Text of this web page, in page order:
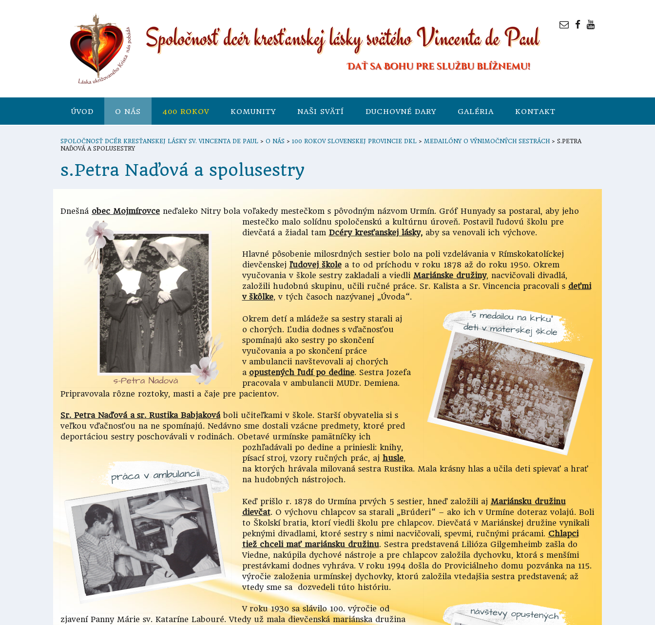
ÚVOD O NÁS 400 ROKOV KOMUNITY NAŠI SVÄTÍ DUCHOVNÉ DARY GALÉRIA KONTAKT
SPOLOČNOSŤ DCÉR KRESŤANSKEJ LÁSKY SV. VINCENTA DE PAUL > O NÁS > 100 ROKOV SLOVENSKEJ PROVINCIE DKL > MEDAILÓNY O VÝNIMOČNÝCH SESTRÁCH > S.PETRA
NAĎOVÁ A SPOLUSESTRY
s.Petra Naďová a spolusestry
Dnešná obec Mojmírovce neďaleko Nitry bola voľakedy mestečkom s pôvodným názvom Urmín. Gróf Hunyady sa postaral, aby jeho
mestečko malo solídnu spoločenskú a kultúrnu úroveň. Postavil ľudovú školu pre
dievčatá a žiadal tam Dcéry kresťanskej lásky,aby sa venovali ich výchove.
Hlavné pôsobenie milosrdných sestier bolo na poli vzdelávania v Rímskokatolíckej
dievčenskej ľudovej školea to od príchodu v roku 1878 až do roku 1950. Okrem
vyučovania v škole sestry zakladali a viedli Mariánske družiny, nacvičovali divadlá,
založili hudobnú skupinu, učili ručné práce. Sr. Kalista a Sr. Vincencia pracovali s deťmi
v škôlke, v tých časoch nazývanej „Úvoda“.
Okrem detí a mládeže sa sestry starali aj
o chorých. Ľudia dodnes s vďačnosťou
spomínajú ako sestry po skončení
vyučovania a po skončení práce
v ambulancii navštevovali aj chorých
a opustených ľudí po dedine. Sestra Jozefa
pracovala v ambulancii MUDr. Demiena.
Pripravovala rôzne roztoky, masti a čaje pre pacientov.
Sr. Petra Naďová a sr. Rustika Babjakováboli učiteľkami v škole. Starší obyvatelia si s
veľkou vďačnosťou na ne spomínajú. Nedávno sme dostali vzácne predmety, ktoré pred
deportáciou sestry poschovávali v rodinách. Obetavé urmínske pamätníčky ich
pozhľadávali po dedine a priniesli: knihy,
písací stroj, vzory ručných prác, aj husle,
na ktorých hrávala milovaná sestra Rustika. Mala krásny hlas a učila deti spievať a hrať
na hudobných nástrojoch.
Keď prišlo r. 1878 do Urmína prvých 5 sestier, hneď založili aj Mariánsku družinu
dievčat. O výchovu chlapcov sa starali „Brúderi“ – ako ich v Urmíne doteraz volajú. Boli
to Školskí bratia, ktorí viedli školu pre chlapcov. Dievčatá v Mariánskej družine vynikali
peknými divadlami, ktoré sestry s nimi nacvičovali, spevmi, ručnými prácami. Chlapci
tiež chceli mať mariánsku družinu. Sestra predstavená Lilióza Gilgemheimb zašla do
Viedne, nakúpila dychové nástroje a pre chlapcov založila dychovku, ktorá s menšími
prestávkami dodnes vyhráva. V roku 1994 došla do Proviciálneho domu pozvánka na 115.
výročie založenia urmínskej dychovky, ktorú založila vtedajšia sestra predstavená; až
vtedy sme sa dozvedeli túto históriu.
V roku 1930 sa slávilo 100. výročie od
zjavení Panny Márie sv. Kataríne Labouré. Vtedy už mala dievčenská mariánska družina